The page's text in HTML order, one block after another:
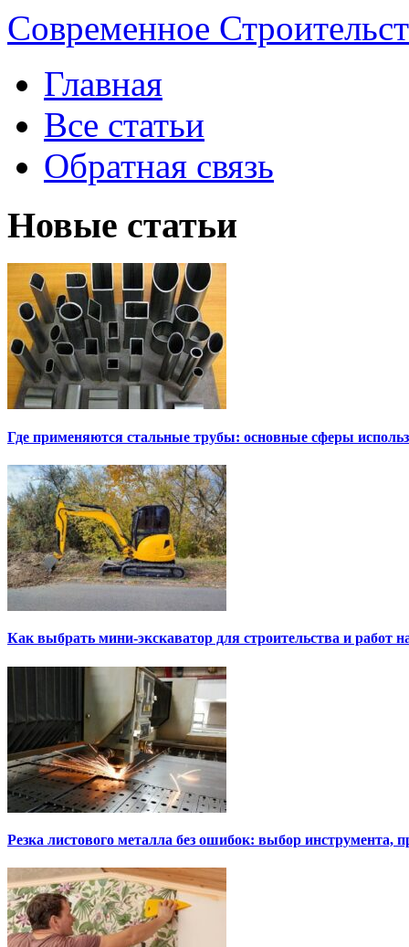
Современное
Главная
Все статьи
Обратная связь
Новые статьи
Где применяются стальные трубы: основные сферы
Как выбрать мини-экскаватор для строительства и работ
Резка листового металла без ошибок: выбор инструмента,